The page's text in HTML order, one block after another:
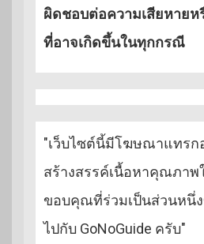
ผิดชอบต่อความเสียหาย
ที่อาจเกิดขึ้นในทุกกรณี
"เว็บไซต์นี้มีโฆษณาแทรก
สร้างสรรค์เนื้อหาคุณภาพ
ขอบคุณที่ร่วมเป็นส่วนหนึ่ง
ไปกับ GoNoGuide ครับ"